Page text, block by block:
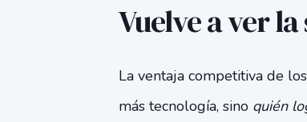
Vuelve a ver la
La ventaja competitiva de
más tecnología, sino quién